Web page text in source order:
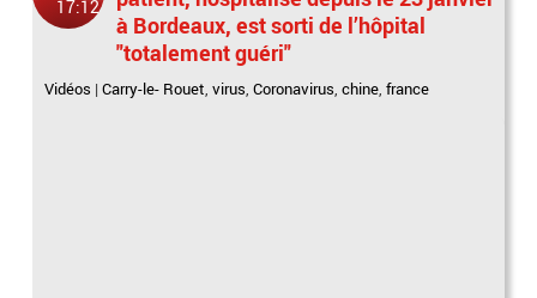
17:12
à Bordeaux, est sorti de l’hôpital
"totalement guéri"
Vidéos |Carry-le- Rouet,virus,Coronavirus,chine,france